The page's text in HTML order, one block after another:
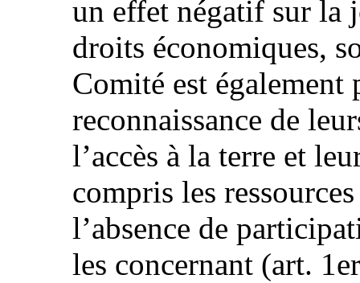
un effet négatif sur la
droits économiques,
Comité est également
reconnaissance de
l’accès à la terre et
compris les
l’absence de
les concernant (art.